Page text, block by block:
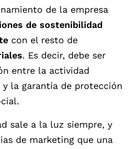
de la empresa
de sostenibilidad
con el resto de
. Es decir, debe ser
entre la actividad
la garantía de protección
sale a la luz siempre, y
de marketing que una